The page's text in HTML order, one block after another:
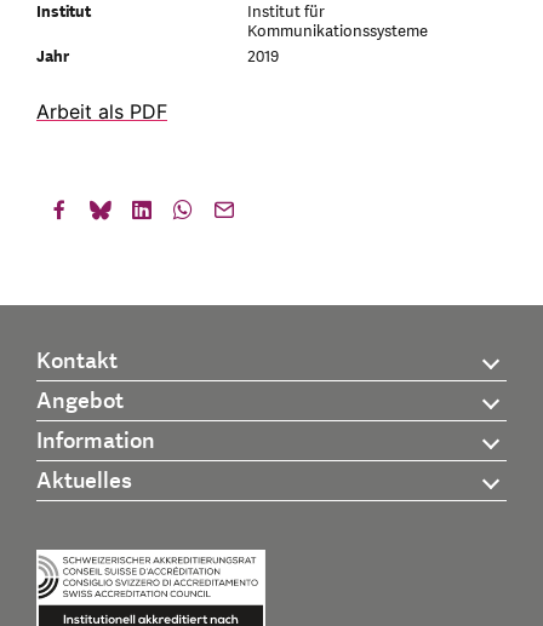
Institut
Institut für
Kommunikationssysteme
Jahr
2019
Arbeit als PDF
Kontakt
Angebot
Information
Aktuelles